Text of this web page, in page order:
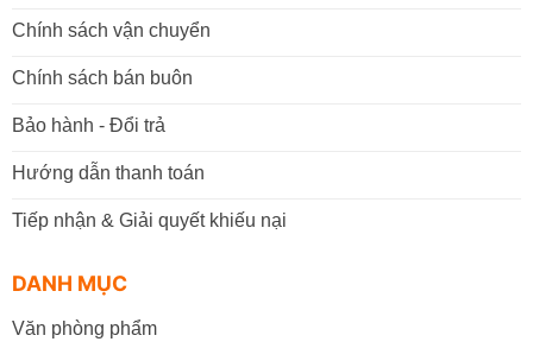
Chính sách vận chuyển
Chính sách bán buôn
Bảo hành - Đổi trả
Hướng dẫn thanh toán
Tiếp nhận & Giải quyết khiếu nại
DANH MỤC
Văn phòng phẩm